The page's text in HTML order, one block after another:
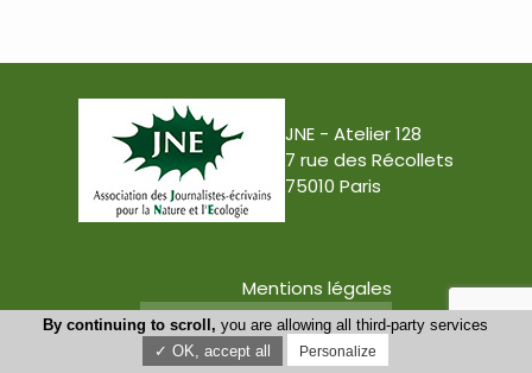
JNE - Atelier 128
7 rue des Récollets
75010 Paris
Mentions légales
Conception : Tabula Rasa
By continuing to scroll, you are allowing all third-party services
✓ OK, accept all
Personalize